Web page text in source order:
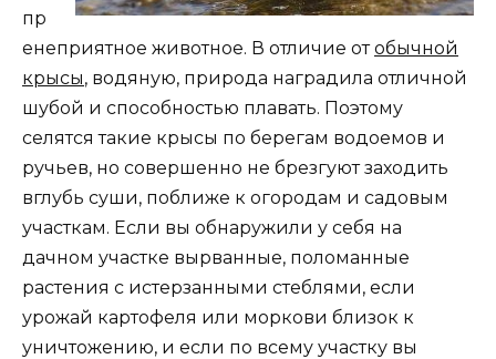
пр
енеприятное животное. В отличие отобычной
крысы, водяную, природа наградила отличной
шубой и способностью плавать. Поэтому
селятся такие крысы по берегам водоемов и
ручьев, но совершенно не брезгуют заходить
вглубь суши, поближе к огородам и садовым
участкам. Если вы обнаружили у себя на
дачном участке вырванные, поломанные
растения с истерзанными стеблями, если
урожай картофеля или моркови близок к
уничтожению, и если по всему участку вы